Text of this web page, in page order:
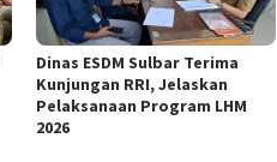
Dinas ESDM Sulbar Terima
Kunjungan RRI, Jelaskan
Pelaksanaan Program LHM
2026